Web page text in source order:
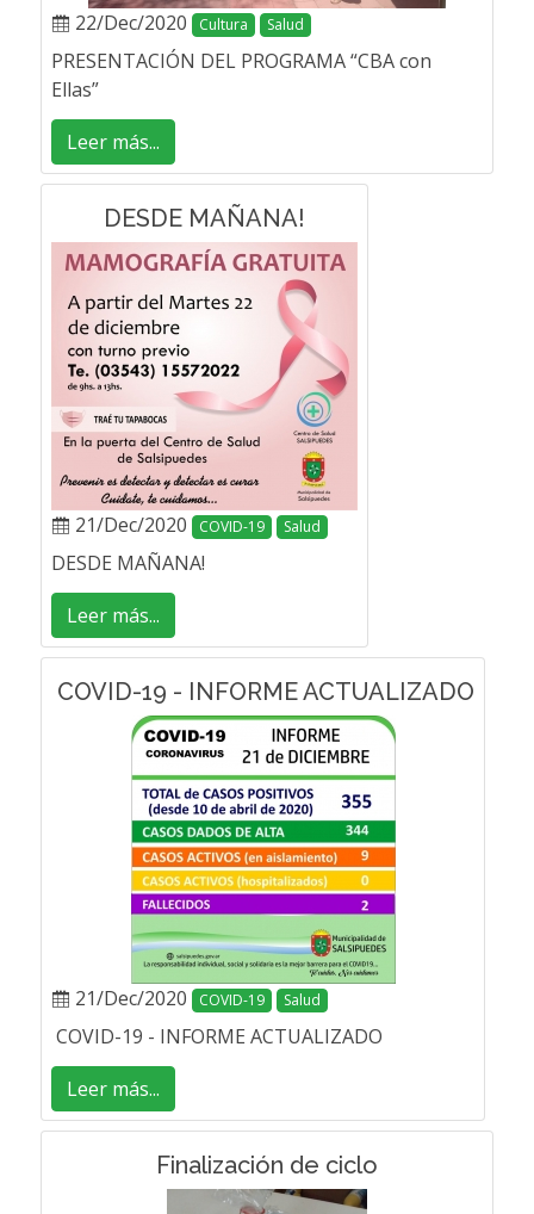
22/Dec/2020 Cultura Salud
PRESENTACIÓN DEL PROGRAMA “CBA con
Ellas”
Leer más...
DESDE MAÑANA!
21/Dec/2020 COVID-19 Salud
DESDE MAÑANA!
Leer más...
COVID-19 - INFORME ACTUALIZADO
21/Dec/2020 COVID-19 Salud
COVID-19 - INFORME ACTUALIZADO
Leer más...
Finalización de ciclo